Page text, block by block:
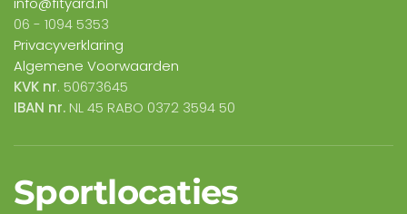
06 - 1094 5353
Privacyverklaring
Algemene Voorwaarden
KVK nr. 50673645
IBAN nr. NL 45 RABO 0372 3594 50
Sportlocaties